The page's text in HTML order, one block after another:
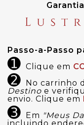
Passo-a-Passo
➊ Clique em
➋ No carrinho
Destino e
envio. Clique em
➌ Em "Meus